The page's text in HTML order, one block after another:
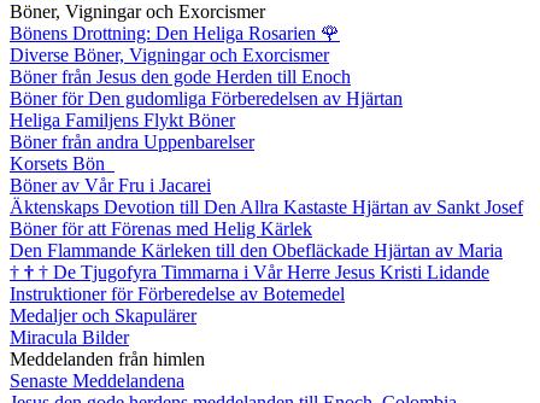
Böner, Vigningar och Exorcismer
Bönens Drottning: Den Heliga Rosarien 🌹
Diverse Böner, Vigningar och Exorcismer
Böner från Jesus den gode Herden till Enoch
Böner för Den gudomliga Förberedelsen av Hjärtan
Heliga Familjens Flykt Böner
Böner från andra Uppenbarelser
Korsets Bön
Böner av Vår Fru i Jacarei
Äktenskaps Devotion till Den Allra Kastaste Hjärtan av Sankt Josef
Böner för att Förenas med Helig Kärlek
Den Flammande Kärleken till den Obefläckade Hjärtan av Maria
† † † De Tjugofyra Timmarna i Vår Herre Jesus Kristi Lidande
Instruktioner för Förberedelse av Botemedel
Medaljer och Skapulärer
Miracula Bilder
Meddelanden från himlen
Senaste Meddelandena